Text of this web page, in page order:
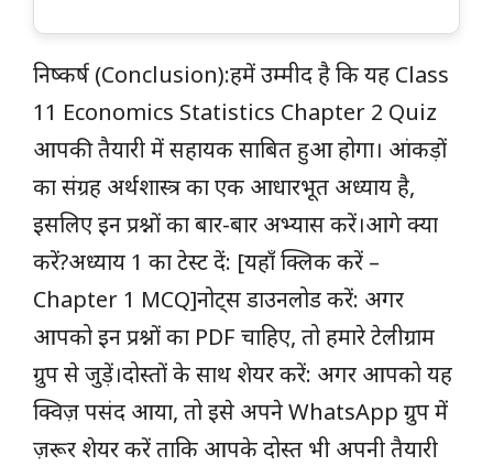
निष्कर्ष (Conclusion):हमें उम्मीद है कि यह Class
11 Economics Statistics Chapter 2 Quiz
आपकी तैयारी में सहायक साबित हुआ होगा। आंकड़ों
का संग्रह अर्थशास्त्र का एक आधारभूत अध्याय है,
इसलिए इन प्रश्नों का बार-बार अभ्यास करें।आगे क्या
करें?अध्याय 1 का टेस्ट दें: [यहाँ क्लिक करें –
Chapter 1 MCQ]नोट्स डाउनलोड करें: अगर
आपको इन प्रश्नों का PDF चाहिए, तो हमारे टेलीग्राम
ग्रुप से जुड़ें।दोस्तों के साथ शेयर करें: अगर आपको यह
क्विज़ पसंद आया, तो इसे अपने WhatsApp ग्रुप में
ज़रूर शेयर करें ताकि आपके दोस्त भी अपनी तैयारी